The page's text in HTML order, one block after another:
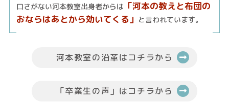
口さがない河本教室出身者からは 「河本の教えと布団の
おならはあとから効いてくる」 と言われています。
河本教室の沿革はコチラから
「卒業生の声」はコチラから